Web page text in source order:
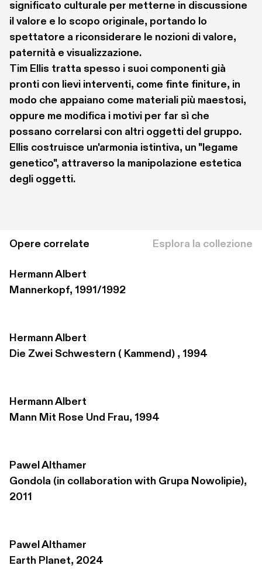
significato culturale per metterne in discussione
il valore e lo scopo originale, portando lo
spettatore a riconsiderare le nozioni di valore,
paternità e visualizzazione.
Tim Ellis tratta spesso i suoi componenti già
pronti con lievi interventi, come finte finiture, in
modo che appaiano come materiali più maestosi,
oppure me modifica i motivi per far sì che
possano correlarsi con altri oggetti del gruppo.
Ellis costruisce un'armonia istintiva, un "legame
genetico", attraverso la manipolazione estetica
degli oggetti.
Opere correlate Esplora la collezione
Hermann Albert
Mannerkopf, 1991/1992
Hermann Albert
Die Zwei Schwestern ( Kammend) , 1994
Hermann Albert
Mann Mit Rose Und Frau, 1994
Pawel Althamer
Gondola (in collaboration with Grupa Nowolipie),
2011
Pawel Althamer
Earth Planet, 2024